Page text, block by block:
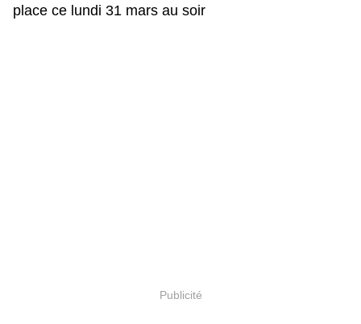
place ce lundi 31 mars au soir
Publicité